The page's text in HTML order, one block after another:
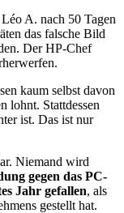
A. nach 50 Tagen
das falsche Bild
Der HP-Chef
kaum selbst davon
lohnt. Stattdessen
ist. Das ist nur
Niemand wird
gegen das PC-
Jahr gefallen, als
gestellt hat.